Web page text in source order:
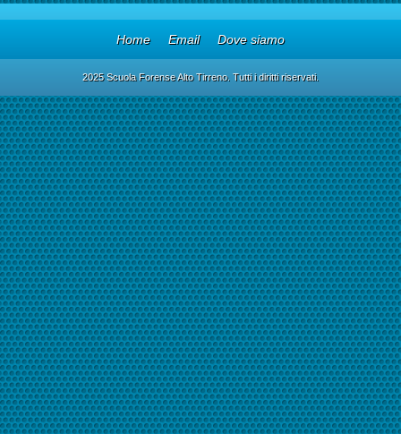
Home Email Dove siamo
2025 Scuola Forense Alto Tirreno. Tutti i diritti riservati.